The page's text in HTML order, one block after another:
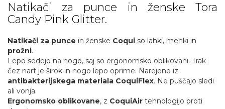
Natikači za punce in ženske Tora
Candy Pink Glitter.
Natikači za punce in ženske Coqui so lahki, mehki in
prožni.
Lepo sedejo na nogo, saj so ergonomsko oblikovani. Trak
čez nart je širok in nogo lepo oprime. Narejene iz
antibakterijskega materiala CoquiFlex. Ne puščajo sledi
ali vonja.
Ergonomsko oblikovane, z CoquiAir tehnologijo proti